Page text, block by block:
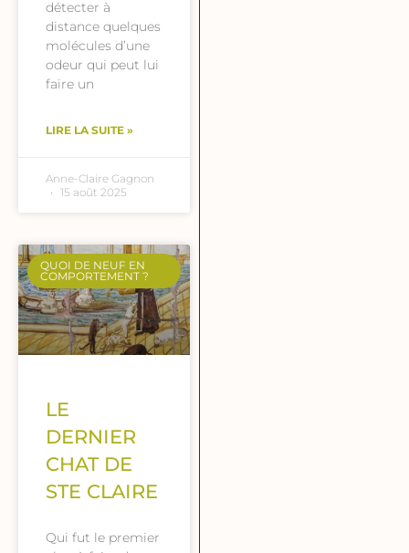
détecter à
distance quelques
molécules d’une
odeur qui peut lui
faire un
LIRE LA SUITE »
Anne-Claire Gagnon
15 août 2025
QUOI DE NEUF EN
COMPORTEMENT ?
LE
DERNIER
CHAT DE
STE CLAIRE
Qui fut le premier